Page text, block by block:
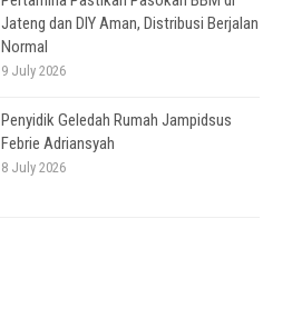
Jateng dan DIY Aman, Distribusi Berjalan
Normal
9 July 2026
Penyidik Geledah Rumah Jampidsus
Febrie Adriansyah
8 July 2026